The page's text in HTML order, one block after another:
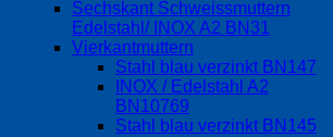
Sechskant Schweissmuttern
Edelstahl/ INOX A2 BN31
Vierkantmuttern
Stahl blau verzinkt BN147
INOX / Edelstahl A2
BN10769
Stahl blau verzinkt BN145